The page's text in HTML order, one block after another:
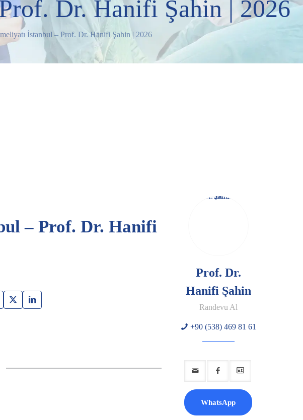
Dr. Hanifi Şahin | 2026
İstanbul – Prof. Dr. Hanifi Şahin | 2026
– Prof. Dr. Hanifi
Prof. Dr.
Hanifi Şahin
Randevu Al
+90 (538) 469 81 61
WhatsApp